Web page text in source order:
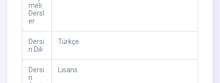
meli
Dersl
er
Dersi
n Dili
Türkçe
Dersi
n
Lisans